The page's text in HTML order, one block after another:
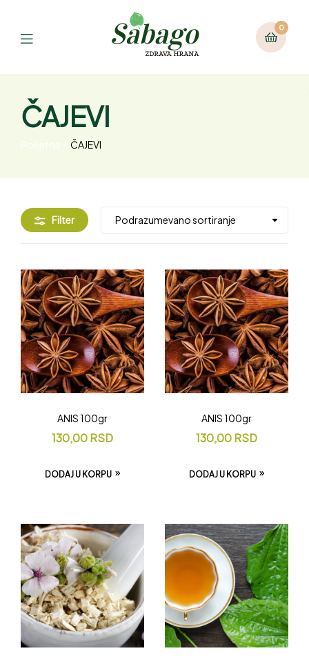
0
ČAJEVI
ČAJEVI
Filter
ANIS 100gr
130,00RSD
DODAJ U KORPU
ANIS 100gr
130,00RSD
DODAJ U KORPU